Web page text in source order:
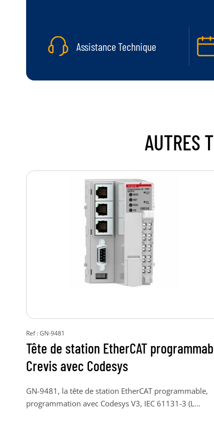
Assistance Technique
AUTRES
Ref : GN-9481
Tête de station EtherCAT
Crevis avec Codesys
GN-9481, la tête de station EtherCAT programmable,
programmation avec Codesys V3, IEC 61131-3 (L...